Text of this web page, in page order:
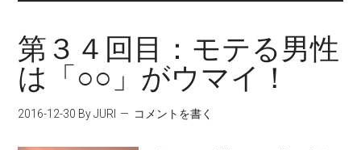
第３４回目：モテる男性
は「○○」がウマイ！
2016-12-30 By JURI コメントを書く